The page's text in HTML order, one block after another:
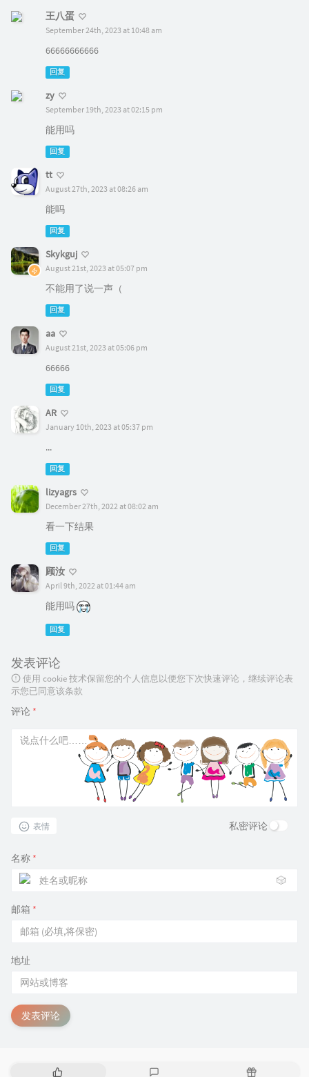
王八蛋
September 24th, 2023 at 10:48 am
66666666666
回复
zy
September 19th, 2023 at 02:15 pm
能用吗
回复
tt
August 27th, 2023 at 08:26 am
能吗
回复
Skykguj
August 21st, 2023 at 05:07 pm
不能用了说一声（
回复
aa
August 21st, 2023 at 05:06 pm
66666
回复
AR
January 10th, 2023 at 05:37 pm
...
回复
lizyagrs
December 27th, 2022 at 08:02 am
看一下结果
回复
顾汝
April 9th, 2022 at 01:44 am
能用吗
回复
发表评论
使用 cookie 技术保留您的个人信息以便您下次快速评论，继续评论表
示您已同意该条款
评论 *
表情 私密评论
名称 *
🎲
邮箱 *
地址
发表评论
热
随